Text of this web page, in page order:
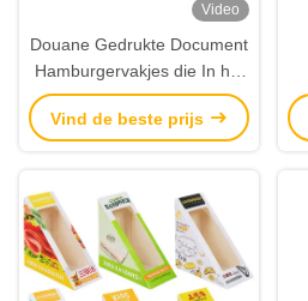
Video
Douane Gedrukte Document
Hamburgervakjes die In het
groot Fabrikant verpakken
Vind de beste prijs